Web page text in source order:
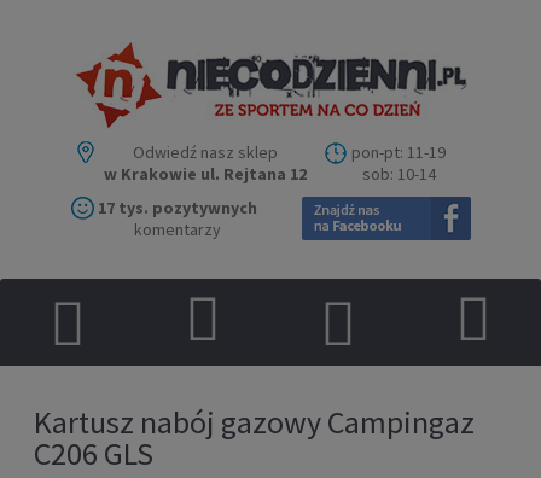
Odwiedź nasz sklep
w Krakowie ul. Rejtana 12
pon-pt: 11-19
sob: 10-14
17 tys. pozytywnych
komentarzy
Kartusz nabój gazowy Campingaz
C206 GLS